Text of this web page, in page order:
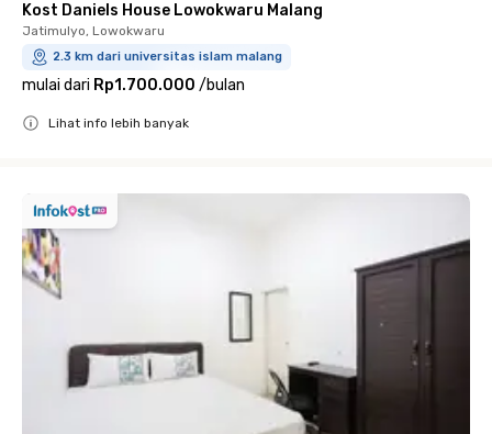
Kost Daniels House Lowokwaru Malang
Jatimulyo, Lowokwaru
2.3 km dari universitas islam malang
mulai dari Rp1.700.000 /bulan
Lihat info lebih banyak